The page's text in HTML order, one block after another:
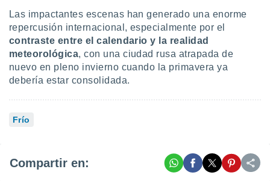
Las impactantes escenas han generado una enorme
repercusión internacional, especialmente por el
contraste entre el calendario y la realidad
meteorológica, con una ciudad rusa atrapada de
nuevo en pleno invierno cuando la primavera ya
debería estar consolidada.
Frío
Compartir en: